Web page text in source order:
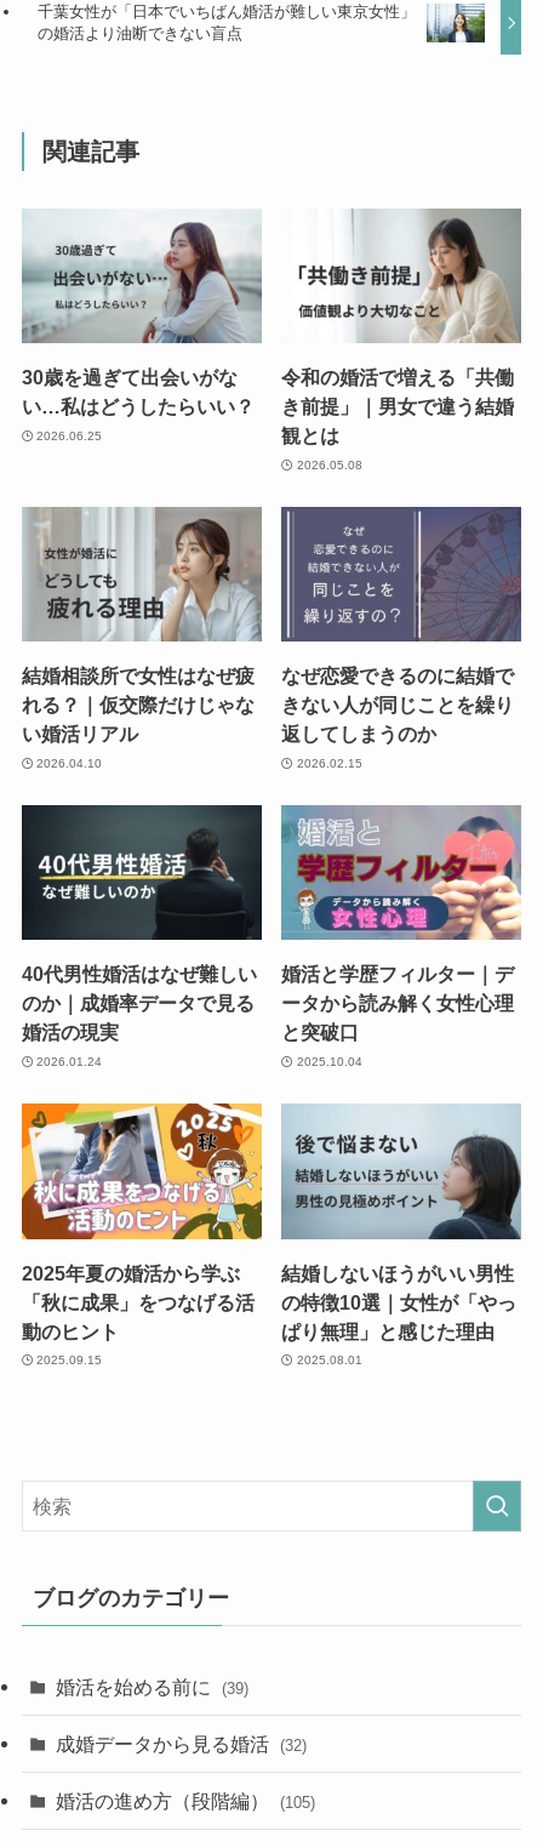
千葉女性が「日本でいちばん婚活が難しい東京女性」
の婚活より油断できない盲点
関連記事
30歳を過ぎて出会いがな
い…私はどうしたらいい？
2026.06.25
令和の婚活で増える「共働
き前提」｜男女で違う結婚
観とは
2026.05.08
結婚相談所で女性はなぜ疲
れる？｜仮交際だけじゃな
い婚活リアル
2026.04.10
なぜ恋愛できるのに結婚で
きない人が同じことを繰り
返してしまうのか
2026.02.15
40代男性婚活はなぜ難しい
のか｜成婚率データで見る
婚活の現実
2026.01.24
婚活と学歴フィルター｜デ
ータから読み解く女性心理
と突破口
2025.10.04
2025年夏の婚活から学ぶ
「秋に成果」をつなげる活
動のヒント
2025.09.15
結婚しないほうがいい男性
の特徴10選｜女性が「やっ
ぱり無理」と感じた理由
2025.08.01
ブログのカテゴリー
婚活を始める前に (39)
成婚データから見る婚活 (32)
婚活の進め方（段階編） (105)